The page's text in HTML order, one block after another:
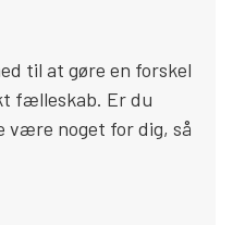
til at gøre en forskel
fælleskab. Er du
være noget for dig, så